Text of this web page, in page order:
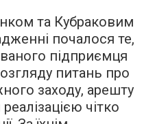
та Кубраковим
почалося те,
підприємця
питань про
заходу, арешту
чітко